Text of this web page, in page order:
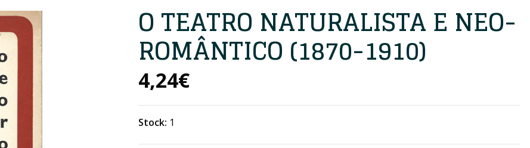
O TEATRO NATURALISTA E NEO-
ROMÂNTICO (1870-1910)
4,24€
Stock: 1